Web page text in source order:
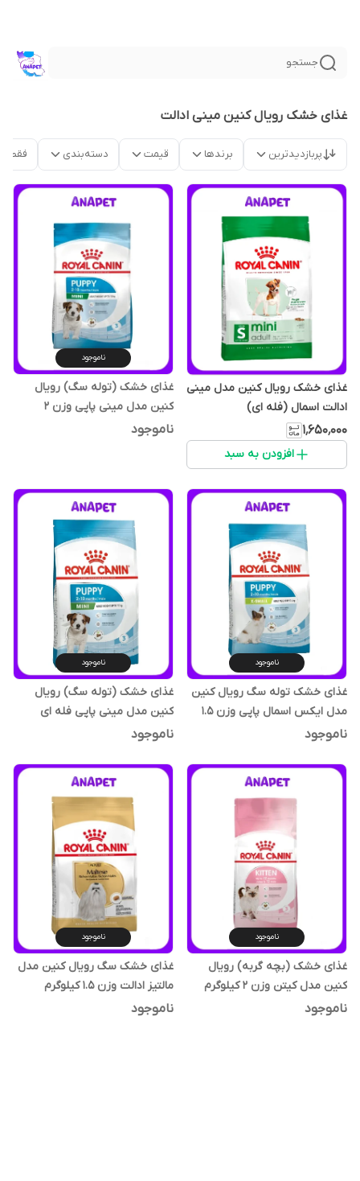
جستجو
غذای خشک رویال کنین مینی ادالت
پربازدیدترین برندها قیمت دسته‌بندی فقط
غذای خشک رویال کنین مدل مینی
ادالت اسمال (فله ای)
۱٬۶۵۰٬۰۰۰
افزودن به سبد
ناموجود
غذای خشک (توله سگ) رویال
کنین مدل مینی پاپی وزن 2
کیلوگرم
ناموجود
ناموجود
غذای خشک توله سگ رویال کنین
مدل ایکس اسمال پاپی وزن 1.5
کیلوگرم
ناموجود
ناموجود
غذای خشک (توله سگ) رویال
کنین مدل مینی پاپی فله ای
ناموجود
ناموجود
غذای خشک (بچه گربه) رویال
کنین مدل کیتن وزن ۲ کیلوگرم
ناموجود
ناموجود
غذای خشک سگ رویال کنین مدل
مالتیز ادالت وزن 1.5 کیلوگرم
ناموجود